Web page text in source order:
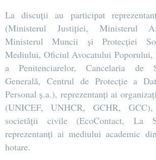
La discuții au participat
(Ministerul Justiției, Ministerul
Ministerul Muncii și Protecției
Mediului, Oficiul Avocatului Poporului,
a Penitenciarelor, Cancelaria de
Generală, Centrul de Protecție a
Personal ș.a.), reprezentanți ai
(UNICEF, UNHCR, GCHR,
societății civile (EcoContact, La
reprezentanți ai mediului academic
hotare.